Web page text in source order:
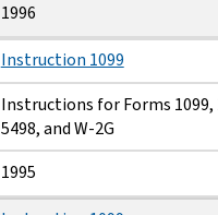
1996
Instruction 1099
Instructions for Forms 1099,
5498, and W-2G
1995